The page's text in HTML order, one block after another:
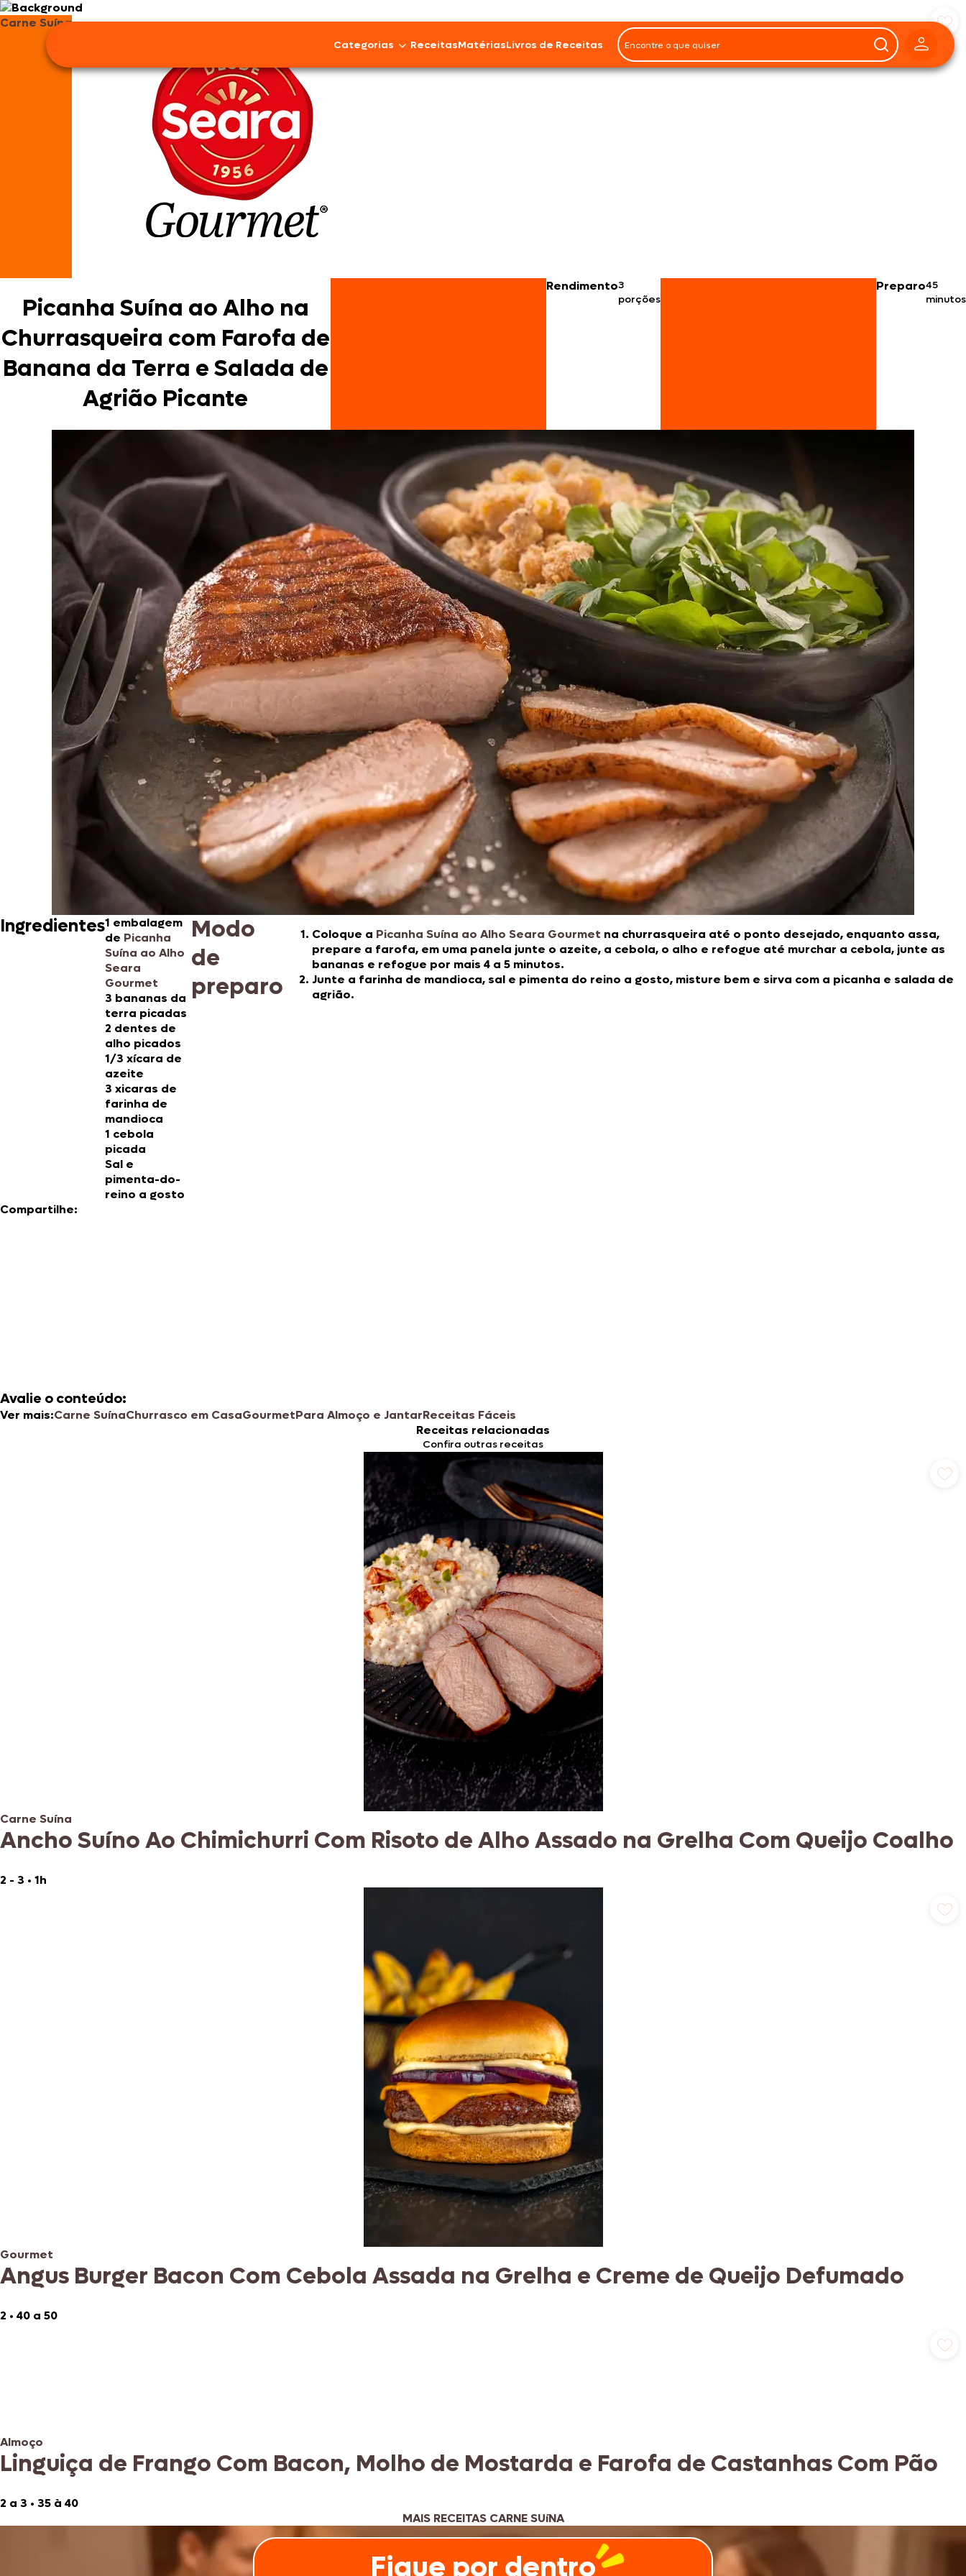
Categorias ReceitasMatériasLivros de Receitas
Carne Suína
Picanha Suína ao Alho na
Churrasqueira com Farofa de
Banana da Terra e Salada de
Agrião Picante
Rendimento3
porções
Preparo45
minutos
Ingredientes1 embalagem
de Picanha
Suína ao Alho
Seara
Gourmet
3 bananas da
terra picadas
2 dentes de
alho picados
1/3 xícara de
azeite
3 xicaras de
farinha de
mandioca
1 cebola
picada
Sal e
pimenta-do-
reino a gosto
Modo
de
preparo
Coloque a Picanha Suína ao Alho Seara Gourmet na churrasqueira até o ponto desejado, enquanto assa,
prepare a farofa, em uma panela junte o azeite, a cebola, o alho e refogue até murchar a cebola, junte as
bananas e refogue por mais 4 a 5 minutos.
Junte a farinha de mandioca, sal e pimenta do reino a gosto, misture bem e sirva com a picanha e salada de
agrião.
Compartilhe:
Avalie o conteúdo:
Ver mais:Carne SuínaChurrasco em CasaGourmetPara Almoço e JantarReceitas Fáceis
Receitas relacionadas
Confira outras receitas
Carne Suína
Ancho Suíno Ao Chimichurri Com Risoto de Alho Assado na Grelha Com Queijo Coalho
2 - 3 • 1h
Gourmet
Angus Burger Bacon Com Cebola Assada na Grelha e Creme de Queijo Defumado
2 • 40 a 50
Almoço
Linguiça de Frango Com Bacon, Molho de Mostarda e Farofa de Castanhas Com Pão
2 a 3 • 35 à 40
MAIS RECEITAS CARNE SUíNA
Fique por dentro